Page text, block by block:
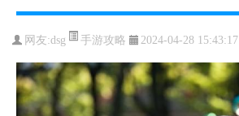
网友:dsg 手游攻略 2024-04-28 15:43:17